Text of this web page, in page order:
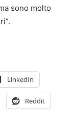
sono molto
LinkedIn
Reddit